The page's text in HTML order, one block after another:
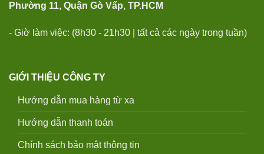
Phường 11, Quận Gò Vấp, TP.HCM
- Giờ làm việc: (8h30 - 21h30 | tất cả các ngày trong tuần)
GIỚI THIỆU CÔNG TY
Hướng dẫn mua hàng từ xa
Hướng dẫn thanh toán
Chính sách bảo mật thông tin